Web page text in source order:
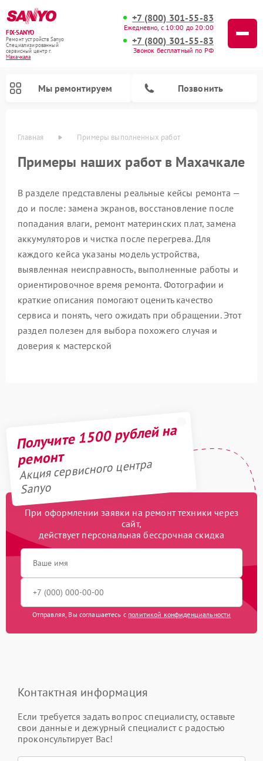
FIX-SANYO
Ремонт устройств Sanyo
Специализированный
cервисный центр г.
Махачкала
+7 (800) 301-55-83
Ежедневно, с 10:00 до 20:00
+7 (800) 301-55-83
Звонок бесплатный по РФ
Мы ремонтируем Позвонить
Главная Примеры выполненных работ
Примеры наших работ в Махачкале
В разделе представлены реальные кейсы ремонта —
до и после: замена экранов, восстановление после
попадания влаги, ремонт материнских плат, замена
аккумуляторов и чистка после перегрева. Для
каждого кейса указаны модель устройства,
выявленная неисправность, выполненные работы и
ориентировочное время ремонта. Фотографии и
краткие описания помогают оценить качество
сервиса и понять, чего ожидать при обращении. Этот
раздел полезен для выбора похожего случая и
доверия к мастерской
Получите 1500 рублей на
ремонт
Акция сервисного центра
Sanyo
При оформлении заявки на ремонт техники через
сайт,
действует персональная бессрочная скидка
Отправляя, Вы соглашаетесь с политикой конфиденциальности
Контактная информация
Если требуется задать вопрос специалисту, оставьте
свои данные и дежурный специалист с радостью
проконсультирует Вас!